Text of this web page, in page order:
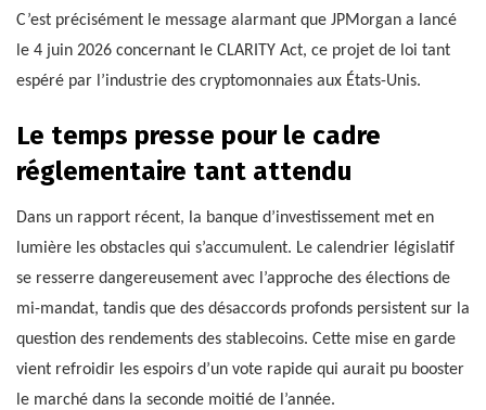
C’est précisément le message alarmant que JPMorgan a lancé
le 4 juin 2026 concernant le CLARITY Act, ce projet de loi tant
espéré par l’industrie des cryptomonnaies aux États-Unis.
Le temps presse pour le cadre
réglementaire tant attendu
Dans un rapport récent, la banque d’investissement met en
lumière les obstacles qui s’accumulent. Le calendrier législatif
se resserre dangereusement avec l’approche des élections de
mi-mandat, tandis que des désaccords profonds persistent sur la
question des rendements des stablecoins. Cette mise en garde
vient refroidir les espoirs d’un vote rapide qui aurait pu booster
le marché dans la seconde moitié de l’année.